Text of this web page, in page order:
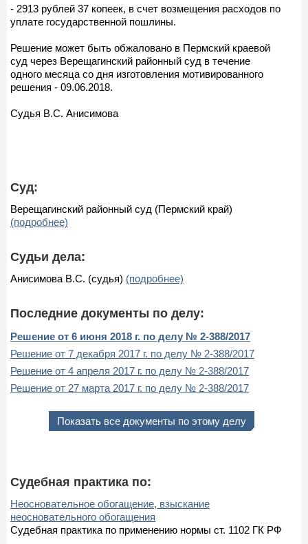
- 2913 рублей 37 копеек, в счет возмещения расходов по
уплате государственной пошлины.
Решение может быть обжаловано в Пермский краевой
суд через Верещагинский районный суд в течение
одного месяца со дня изготовления мотивированного
решения - 09.06.2018.
Судья В.С. Анисимова
Суд:
Верещагинский районный суд (Пермский край)
(подробнее)
Судьи дела:
Анисимова В.С. (судья) (подробнее)
Последние документы по делу:
Решение от 6 июня 2018 г. по делу № 2-388/2017
Решение от 7 декабря 2017 г. по делу № 2-388/2017
Решение от 4 апреля 2017 г. по делу № 2-388/2017
Решение от 27 марта 2017 г. по делу № 2-388/2017
Показать все документы по этому делу
Судебная практика по:
Неосновательное обогащение, взыскание
неосновательного обогащения
Судебная практика по применению нормы ст. 1102 ГК РФ